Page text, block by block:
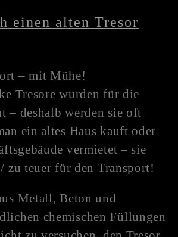
einen alten Tresor
– mit Mühe!
Tresore wurden für die
– deshalb werden sie oft
ein altes Haus kauft oder
vermietet – sie
zu teuer für den Transport!
Metall, Beton und
chemischen Füllungen